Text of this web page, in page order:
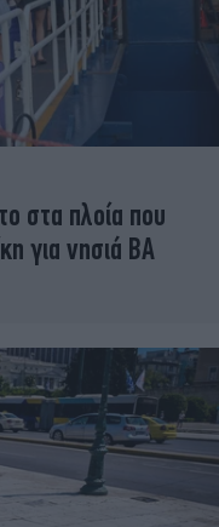
στα πλοία που
για νησιά ΒΑ